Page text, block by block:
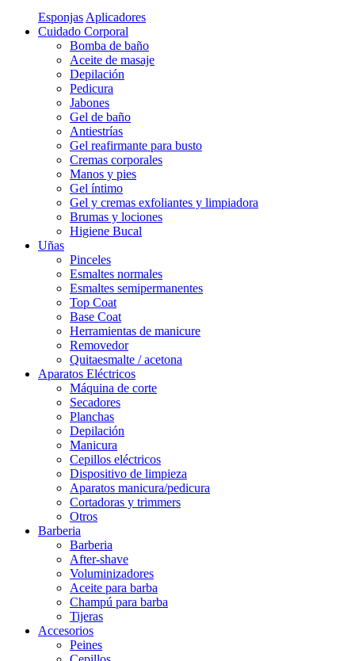
Esponjas Aplicadores
Cuidado Corporal
Bomba de baño
Aceite de masaje
Depilación
Pedicura
Jabones
Gel de baño
Antiestrías
Gel reafirmante para busto
Cremas corporales
Manos y pies
Gel íntimo
Gel y cremas exfoliantes y limpiadora
Brumas y lociones
Higiene Bucal
Uñas
Pinceles
Esmaltes normales
Esmaltes semipermanentes
Top Coat
Base Coat
Herramientas de manicure
Removedor
Quitaesmalte / acetona
Aparatos Eléctricos
Máquina de corte
Secadores
Planchas
Depilación
Manicura
Cepillos eléctricos
Dispositivo de limpieza
Aparatos manicura/pedicura
Cortadoras y trimmers
Otros
Barberia
Barberia
After-shave
Voluminizadores
Aceite para barba
Champú para barba
Tijeras
Accesorios
Peines